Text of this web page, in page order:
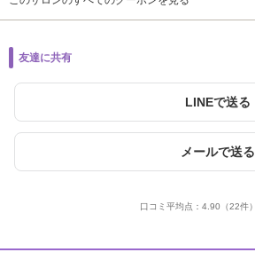
友達に共有
LINEで送る
メールで送る
口コミ平均点： 4.90 （22件）